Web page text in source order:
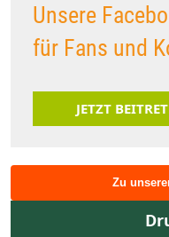
Unsere
für Fans und
JETZT
Zu